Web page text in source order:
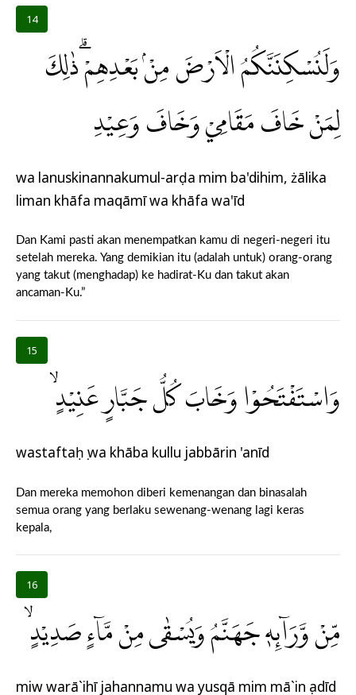
14
وَلَنُسْكِنَنَّكُمُ الْاَرْضَ مِنْۢ بَعْدِهِمْ ۗذٰلِكَ
لِمَنْ خَافَ مَقَامِيْ وَخَافَ وَعِيْدِ
wa lanuskinannakumul-arḍa mim ba'dihim, żālika
liman khāfa maqāmī wa khāfa wa'īd
Dan Kami pasti akan menempatkan kamu di negeri-negeri itu
setelah mereka. Yang demikian itu (adalah untuk) orang-orang
yang takut (menghadap) ke hadirat-Ku dan takut akan
ancaman-Ku.”
15
وَاسْتَفْتَحُوْا وَخَابَ كُلُّ جَبَّارٍ عَنِيْدٍۙ
wastaftaḥụ wa khāba kullu jabbārin 'anīd
Dan mereka memohon diberi kemenangan dan binasalah
semua orang yang berlaku sewenang-wenang lagi keras
kepala,
16
مِّنْ وَّرَاۤىِٕهٖ جَهَنَّمُ وَيُسْقٰى مِنْ مَّاۤءٍ صَدِيْدٍۙ
miw warā`ihī jahannamu wa yusqā mim mā`in ṣadīd